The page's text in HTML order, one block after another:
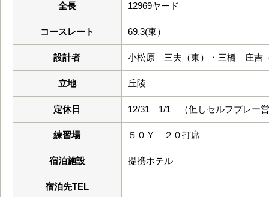
全長 12969ヤード
コースレート 69.3(東）
設計者 小松原 三夫（東）・三橋 庄吉
立地 丘陵
定休日 12/31 1/1 （但しセルフプレー
練習場 ５０Ｙ ２０打席
宿泊施設 提携ホテル
宿泊先TEL